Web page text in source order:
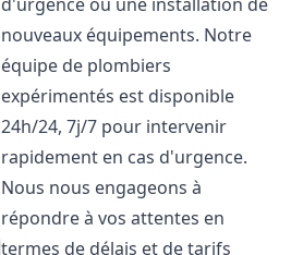
nouveaux équipements. Notre
équipe de plombiers
expérimentés est disponible
24h/24, 7j/7 pour intervenir
rapidement en cas d'urgence.
Nous nous engageons à
répondre à vos attentes en
termes de délais et de tarifs